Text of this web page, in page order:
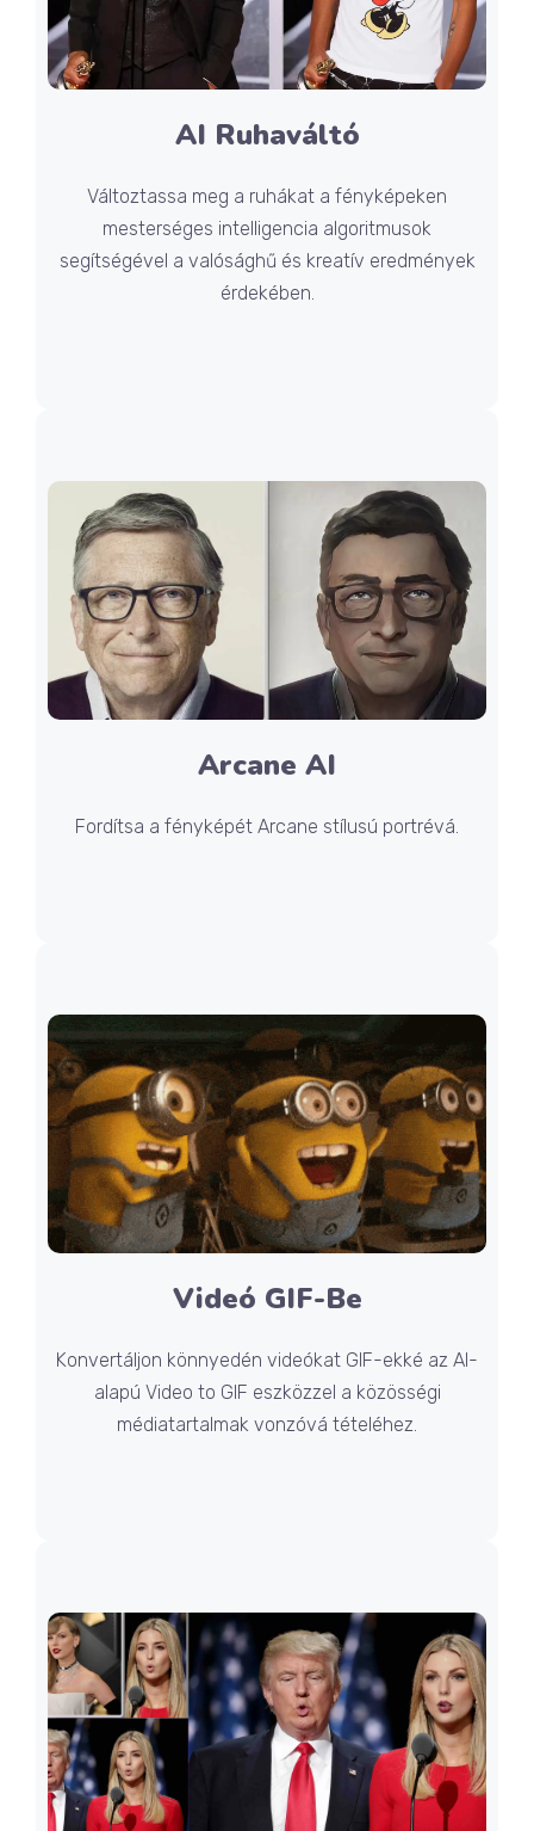
AI Ruhaváltó
Változtassa meg a ruhákat a fényképeken
mesterséges intelligencia algoritmusok
segítségével a valósághű és kreatív eredmények
érdekében.
Arcane AI
Fordítsa a fényképét Arcane stílusú portrévá.
Videó GIF-Be
Konvertáljon könnyedén videókat GIF-ekké az AI-
alapú Video to GIF eszközzel a közösségi
médiatartalmak vonzóvá tételéhez.